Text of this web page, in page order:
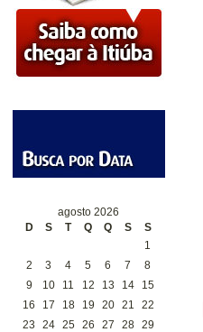
agosto 2026
D
S T Q Q S
S
1
2
3 4 5 6 7
8
9
10 11 12 13 14
15
16
17 18 19 20 21
22
23
24 25 26 27 28 29